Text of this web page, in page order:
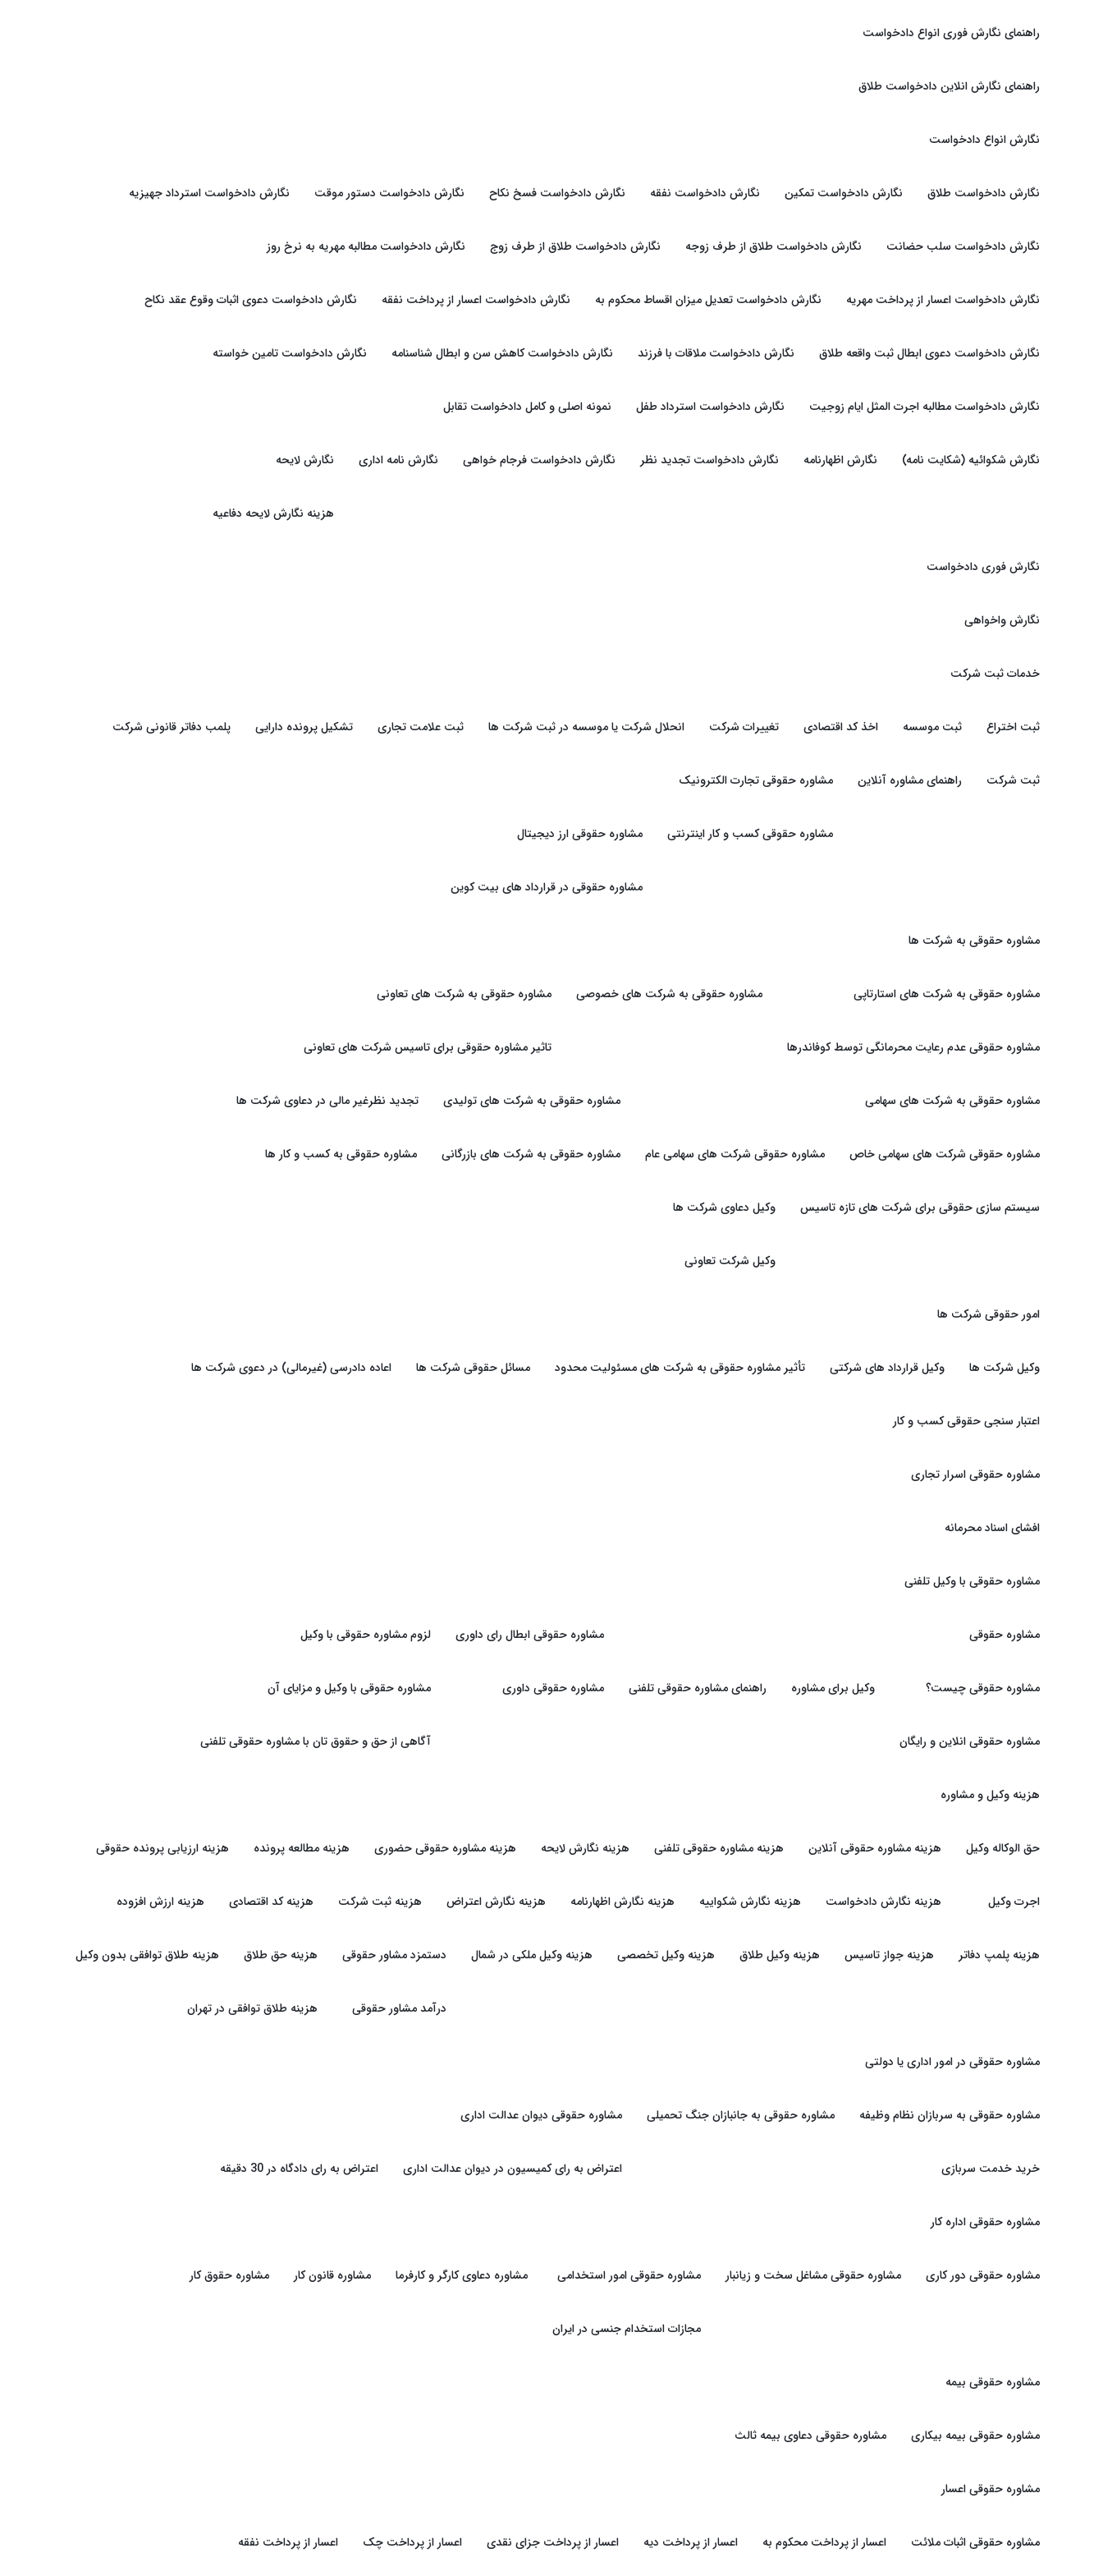
راهنمای نگارش فوری انواع دادخواست
راهنمای نگارش انلاین دادخواست طلاق
نگارش انواع دادخواست
نگارش دادخواست طلاق نگارش دادخواست تمکین نگارش دادخواست نفقه نگارش دادخواست فسخ نکاح نگارش دادخواست دستور موقت نگارش دادخواست استرداد جهیزیه
نگارش دادخواست سلب حضانت نگارش دادخواست طلاق از طرف زوجه نگارش دادخواست طلاق از طرف زوج نگارش دادخواست مطالبه مهریه به نرخ روز
نگارش دادخواست اعسار از پرداخت مهریه نگارش دادخواست تعدیل میزان اقساط محکوم به نگارش دادخواست اعسار از پرداخت نفقه نگارش دادخواست دعوی اثبات وقوع عقد نکاح
نگارش دادخواست دعوی ابطال ثبت واقعه طلاق نگارش دادخواست ملاقات با فرزند نگارش دادخواست کاهش سن و ابطال شناسنامه نگارش دادخواست تامین خواسته
نگارش دادخواست مطالبه اجرت المثل ایام زوجیت نگارش دادخواست استرداد طفل نمونه اصلی و کامل دادخواست تقابل
نگارش شکوائیه (شکایت نامه) نگارش اظهارنامه نگارش دادخواست تجدید نظر نگارش دادخواست فرجام خواهی نگارش نامه اداری نگارش لایحه
هزینه نگارش لایحه دفاعیه
نگارش فوری دادخواست
نگارش واخواهی
خدمات ثبت شرکت
ثبت اختراع
ثبت شرکت
ثبت موسسه اخذ کد اقتصادی تغییرات شرکت انحلال شرکت یا موسسه در ثبت شرکت ها ثبت علامت تجاری تشکیل پرونده دارایی پلمب دفاتر قانونی شرکت
راهنمای مشاوره آنلاین مشاوره حقوقی تجارت الکترونیک
مشاوره حقوقی کسب و کار اینترنتی مشاوره حقوقی ارز دیجیتال
مشاوره حقوقی در قرارداد های بیت کوین
مشاوره حقوقی به شرکت ها
مشاوره حقوقی به شرکت های استارتاپی
مشاوره حقوقی عدم رعایت محرمانگی توسط کوفاندرها
مشاوره حقوقی به شرکت های خصوصی مشاوره حقوقی به شرکت های تعاونی
تاثیر مشاوره حقوقی برای تاسیس شرکت های تعاونی
مشاوره حقوقی به شرکت های سهامی
مشاوره حقوقی شرکت های سهامی خاص مشاوره حقوقی شرکت های سهامی عام
مشاوره حقوقی به شرکت های تولیدی تجدید نظرغیر مالی در دعاوی شرکت ها
مشاوره حقوقی به شرکت های بازرگانی مشاوره حقوقی به کسب و کار ها
سیستم سازی حقوقی برای شرکت های تازه تاسیس وکیل دعاوی شرکت ها
وکیل شرکت تعاونی
امور حقوقی شرکت ها
وکیل شرکت ها وکیل قرارداد های شرکتی تأثیر مشاوره حقوقی به شرکت های مسئولیت محدود مسائل حقوقی شرکت ها اعاده دادرسی (غیرمالی) در دعوی شرکت ها
اعتبار سنجی حقوقی کسب و کار
مشاوره حقوقی اسرار تجاری
افشای اسناد محرمانه
مشاوره حقوقی با وکیل تلفنی
مشاوره حقوقی
مشاوره حقوقی چیست؟
مشاوره حقوقی انلاین و رایگان
وکیل برای مشاوره راهنمای مشاوره حقوقی تلفنی
مشاوره حقوقی ابطال رای داوری
مشاوره حقوقی داوری
لزوم مشاوره حقوقی با وکیل
مشاوره حقوقی با وکیل و مزایای آن
آگاهی از حق و حقوق تان با مشاوره حقوقی تلفنی
هزینه وکیل و مشاوره
حق الوکاله وکیل
اجرت وکیل
هزینه مشاوره حقوقی آنلاین هزینه مشاوره حقوقی تلفنی هزینه نگارش لایحه هزینه مشاوره حقوقی حضوری هزینه مطالعه پرونده هزینه ارزیابی پرونده حقوقی
هزینه نگارش دادخواست هزینه نگارش شکواییه هزینه نگارش اظهارنامه هزینه نگارش اعتراض هزینه ثبت شرکت هزینه کد اقتصادی هزینه ارزش افزوده
هزینه پلمپ دفاتر هزینه جواز تاسیس هزینه وکیل طلاق هزینه وکیل تخصصی هزینه وکیل ملکی در شمال دستمزد مشاور حقوقی
درآمد مشاور حقوقی
هزینه حق طلاق هزینه طلاق توافقی بدون وکیل
هزینه طلاق توافقی در تهران
مشاوره حقوقی در امور اداری یا دولتی
مشاوره حقوقی به سربازان نظام وظیفه
خرید خدمت سربازی
مشاوره حقوقی به جانبازان جنگ تحمیلی مشاوره حقوقی دیوان عدالت اداری
اعتراض به رای کمیسیون در دیوان عدالت اداری اعتراض به رای دادگاه در 30 دقیقه
مشاوره حقوقی اداره کار
مشاوره حقوقی دور کاری مشاوره حقوقی مشاغل سخت و زیانبار مشاوره حقوقی امور استخدامی
مجازات استخدام جنسی در ایران
مشاوره دعاوی کارگر و کارفرما مشاوره قانون کار مشاوره حقوق کار
مشاوره حقوقی بیمه
مشاوره حقوقی بیمه بیکاری مشاوره حقوقی دعاوی بیمه ثالث
مشاوره حقوقی اعسار
مشاوره حقوقی اثبات ملائت اعسار از پرداخت محکوم به اعسار از پرداخت دیه اعسار از پرداخت جزای نقدی اعسار از پرداخت چک اعسار از پرداخت نفقه